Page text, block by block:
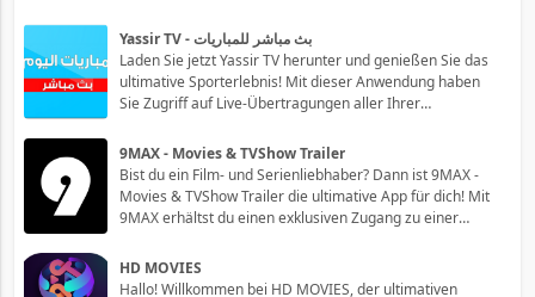
Möglichkeit, ganz einfach und bequem von zu Hause aus
Geld zu verdienen. Lass uns dir zeigen, wie du das am
Yassir TV - بث مباشر للمباريات
Laden Sie jetzt Yassir TV herunter und genießen Sie das
ultimative Sporterlebnis! Mit dieser Anwendung haben
Sie Zugriff auf Live-Übertragungen aller Ihrer
Tablet aus. Egal ob Fußball, Tennis, Basketball oder
andere spannende Events - verpassen S
9MAX - Movies & TVShow Trailer
Bist du ein Film- und Serienliebhaber? Dann ist 9MAX -
Movies & TVShow Trailer die ultimative App für dich! Mit
9MAX erhältst du einen exklusiven Zugang zu einer
neuesten Filmen und TV-Serien. Egal, ob du aufregende
Actionfilme, herzerwärmende Lieb
HD MOVIES
Hallo! Willkommen bei HD MOVIES, der ultimativen